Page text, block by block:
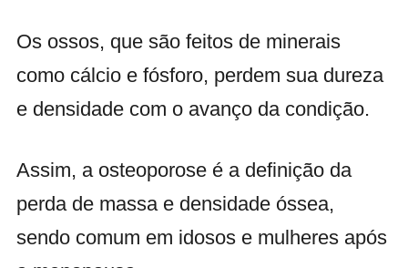
Os ossos, que são feitos de minerais
como cálcio e fósforo, perdem sua dureza
e densidade com o avanço da condição.
Assim, a osteoporose é a definição da
perda de massa e densidade óssea,
sendo comum em idosos e mulheres após